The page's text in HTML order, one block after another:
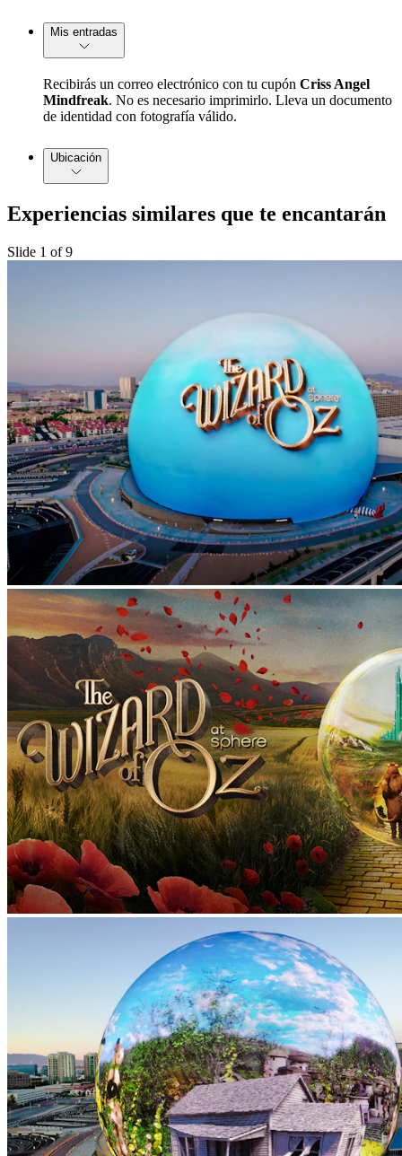
Mis entradas
Recibirás un correo electrónico con tu cupón Criss Angel
Mindfreak. No es necesario imprimirlo. Lleva un documento
de identidad con fotografía válido.
Ubicación
Experiencias similares que te encantarán
Slide 1 of 9